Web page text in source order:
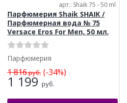
арт.: Shaik 75 - 50 ml
Парфюмерия Shaik SHAIK /
Парфюмерная вода № 75
Versace Eros For Men, 50 мл.
Парфюмерия
1 816руб.(-34%)
1 199 руб.